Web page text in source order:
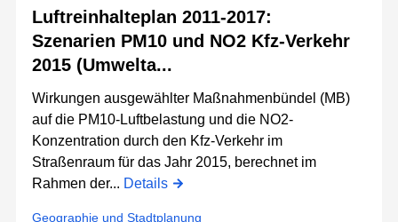
Luftreinhalteplan 2011-2017:
Szenarien PM10 und NO2 Kfz-Verkehr
2015 (Umwelta...
Wirkungen ausgewählter Maßnahmenbündel (MB)
auf die PM10-Luftbelastung und die NO2-
Konzentration durch den Kfz-Verkehr im
Straßenraum für das Jahr 2015, berechnet im
Rahmen der... Details
Geographie und Stadtplanung